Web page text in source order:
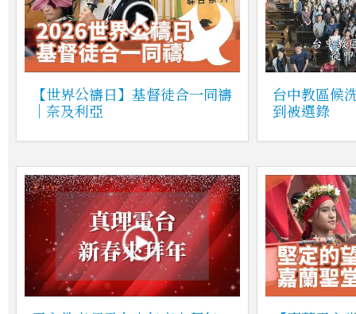
【世界公禱日】基督徒合一同禱
｜奈及利亞
台中教區候
到被選錄